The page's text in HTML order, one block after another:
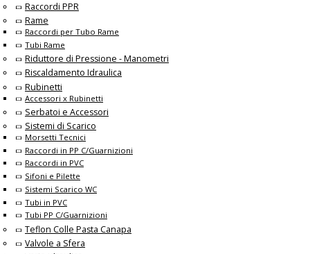
Raccordi PPR
Rame
Raccordi per Tubo Rame
Tubi Rame
Riduttore di Pressione - Manometri
Riscaldamento Idraulica
Rubinetti
Accessori x Rubinetti
Serbatoi e Accessori
Sistemi di Scarico
Morsetti Tecnici
Raccordi in PP C/Guarnizioni
Raccordi in PVC
Sifoni e Pilette
Sistemi Scarico WC
Tubi in PVC
Tubi PP C/Guarnizioni
Teflon Colle Pasta Canapa
Valvole a Sfera